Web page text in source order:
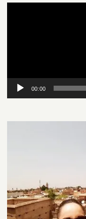
00:00